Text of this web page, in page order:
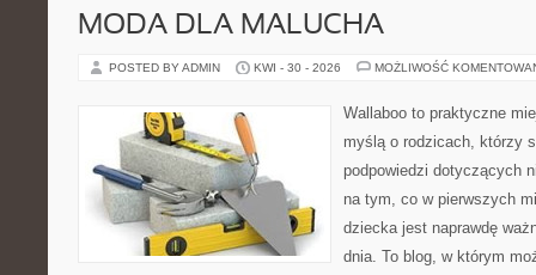
MODA DLA MALUCHA
POSTED BY ADMIN KWI - 30 - 2026 MOŻLIWOŚĆ
Wallaboo to praktyczne
myślą o rodzicach, którzy
podpowiedzi dotyczących
na tym, co w pierwszych
dziecka jest naprawdę
dnia. To blog, w którym